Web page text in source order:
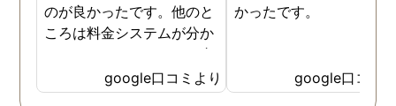
のが良かったです。他のと
ころは料金システムが分か
りづらくて、どれだけお金
がかかるか分からず不安だ
ったので、こちらで安心し
google口コミより
かったです。
google口コミ